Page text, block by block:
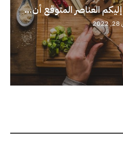
العناصر المتوقع أن...